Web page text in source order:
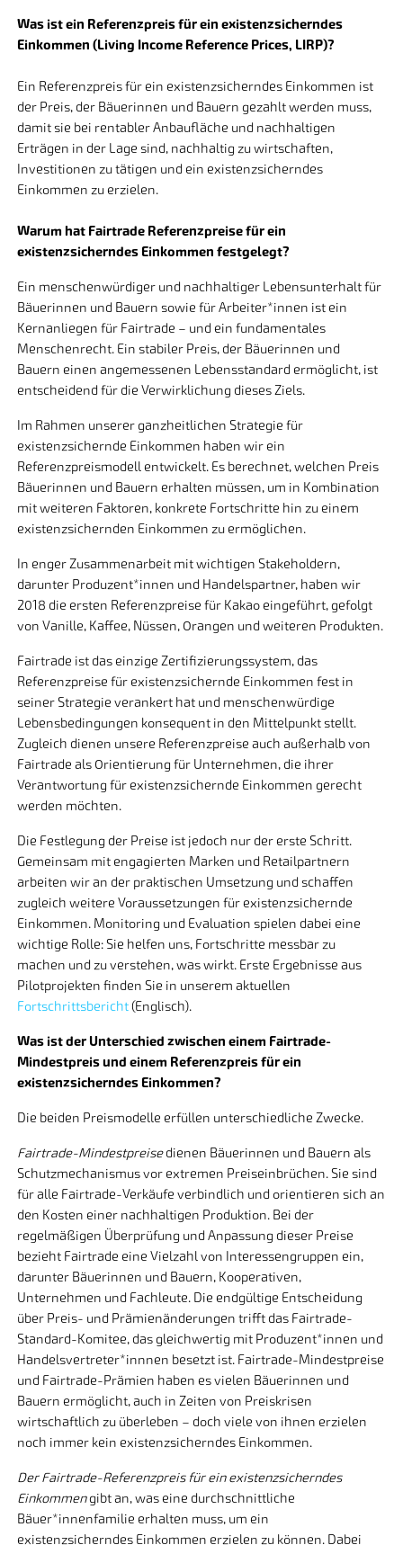
Was ist ein Referenzpreis für ein existenzsicherndes
Einkommen (Living Income Reference Prices, LIRP)?
Ein Referenzpreis für ein existenzsicherndes Einkommen ist
der Preis, der Bäuerinnen und Bauern gezahlt werden muss,
damit sie bei rentabler Anbaufläche und nachhaltigen
Erträgen in der Lage sind, nachhaltig zu wirtschaften,
Investitionen zu tätigen und ein existenzsicherndes
Einkommen zu erzielen.
Warum hat Fairtrade Referenzpreise für ein
existenzsicherndes Einkommen festgelegt?
Ein menschenwürdiger und nachhaltiger Lebensunterhalt für
Bäuerinnen und Bauern sowie für Arbeiter*innen ist ein
Kernanliegen für Fairtrade – und ein fundamentales
Menschenrecht. Ein stabiler Preis, der Bäuerinnen und
Bauern einen angemessenen Lebensstandard ermöglicht, ist
entscheidend für die Verwirklichung dieses Ziels.
Im Rahmen unserer ganzheitlichen Strategie für
existenzsichernde Einkommen haben wir ein
Referenzpreismodell entwickelt. Es berechnet, welchen Preis
Bäuerinnen und Bauern erhalten müssen, um in Kombination
mit weiteren Faktoren, konkrete Fortschritte hin zu einem
existenzsichernden Einkommen zu ermöglichen.
In enger Zusammenarbeit mit wichtigen Stakeholdern,
darunter Produzent*innen und Handelspartner, haben wir
2018 die ersten Referenzpreise für Kakao eingeführt, gefolgt
von Vanille, Kaffee, Nüssen, Orangen und weiteren Produkten.
Fairtrade ist das einzige Zertifizierungssystem, das
Referenzpreise für existenzsichernde Einkommen fest in
seiner Strategie verankert hat und menschenwürdige
Lebensbedingungen konsequent in den Mittelpunkt stellt.
Zugleich dienen unsere Referenzpreise auch außerhalb von
Fairtrade als Orientierung für Unternehmen, die ihrer
Verantwortung für existenzsichernde Einkommen gerecht
werden möchten.
Die Festlegung der Preise ist jedoch nur der erste Schritt.
Gemeinsam mit engagierten Marken und Retailpartnern
arbeiten wir an der praktischen Umsetzung und schaffen
zugleich weitere Voraussetzungen für existenzsichernde
Einkommen. Monitoring und Evaluation spielen dabei eine
wichtige Rolle: Sie helfen uns, Fortschritte messbar zu
machen und zu verstehen, was wirkt. Erste Ergebnisse aus
Pilotprojekten finden Sie in unserem aktuellen
Fortschrittsbericht(Englisch).
Was ist der Unterschied zwischen einem Fairtrade-
Mindestpreis und einem Referenzpreis für ein
existenzsicherndes Einkommen?
Die beiden Preismodelle erfüllen unterschiedliche Zwecke.
Fairtrade-Mindestpreisedienen Bäuerinnen und Bauern als
Schutzmechanismus vor extremen Preiseinbrüchen. Sie sind
für alle Fairtrade-Verkäufe verbindlich und orientieren sich an
den Kosten einer nachhaltigen Produktion. Bei der
regelmäßigen Überprüfung und Anpassung dieser Preise
bezieht Fairtrade eine Vielzahl von Interessengruppen ein,
darunter Bäuerinnen und Bauern, Kooperativen,
Unternehmen und Fachleute. Die endgültige Entscheidung
über Preis- und Prämienänderungen trifft das Fairtrade-
Standard-Komitee, das gleichwertig mit Produzent*innen und
Handelsvertreter*innnen besetzt ist. Fairtrade-Mindestpreise
und Fairtrade-Prämien haben es vielen Bäuerinnen und
Bauern ermöglicht, auch in Zeiten von Preiskrisen
wirtschaftlich zu überleben – doch viele von ihnen erzielen
noch immer kein existenzsicherndes Einkommen.
Der Fairtrade-Referenzpreis für ein existenzsicherndes
Einkommengibt an, was eine durchschnittliche
Bäuer*innenfamilie erhalten muss, um ein
existenzsicherndes Einkommen erzielen zu können. Dabei